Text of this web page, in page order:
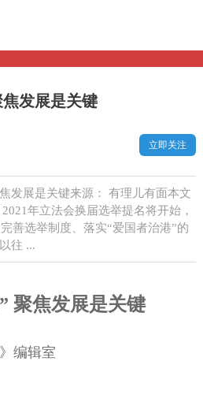
发展是关键
立即关注
发展是关键来源： 有理儿有面本文
年立法会换届选举提名将开始，
善选举制度、落实“爱国者治港”的
往 ...
聚焦发展是关键
编辑室